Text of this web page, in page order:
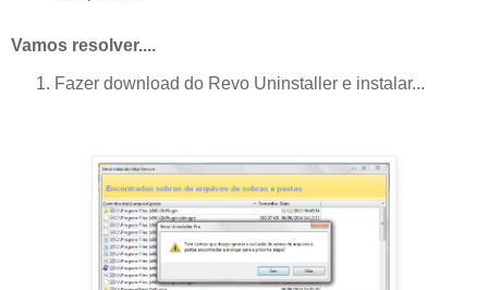
Vamos resolver....
Fazer download do Revo Uninstaller e instalar...